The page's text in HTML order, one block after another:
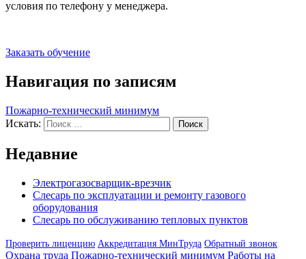
условия по телефону у менеджера.
Заказать обучение
Навигация по записям
Пожарно-технический минимум
Искать:
Поиск
Недавние
Электрогазосварщик-врезчик
Слесарь по эксплуатации и ремонту газового
оборудования
Слесарь по обслуживанию тепловых пунктов
Проверить лиценцию Аккредитация МинТруда Обратный звонок
Охрана труда Пожарно-технический минимум Работы на